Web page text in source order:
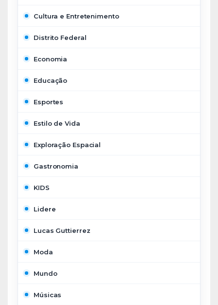
Cultura e Entretenimento
Distrito Federal
Economia
Educação
Esportes
Estilo de Vida
Exploração Espacial
Gastronomia
KIDS
Lidere
Lucas Guttierrez
Moda
Mundo
Músicas